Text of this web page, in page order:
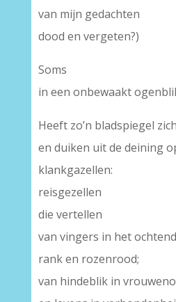
van mijn gedachten
dood en vergeten?)
Soms
in een onbewaakt
Heeft zo’n bladspiegel
en duiken uit de deining
klankgazellen:
reisgezellen
die vertellen
van vingers in het
rank en rozenrood;
van hindeblik in